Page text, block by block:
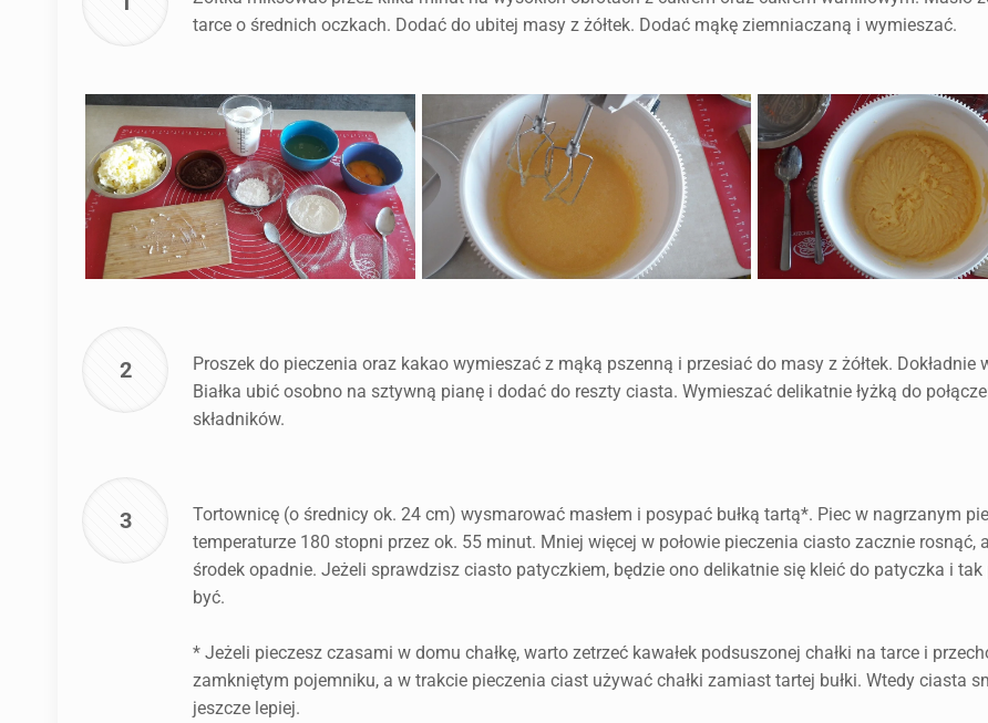
tarce o średnich oczkach. Dodać do ubitej masy z żółtek. Dodać mąkę ziemniaczaną i wymieszać.
2
Proszek do pieczenia oraz kakao wymieszać z mąką pszenną i przesiać do masy z żółtek. Dokładnie
Białka ubić osobno na sztywną pianę i dodać do reszty ciasta. Wymieszać delikatnie łyżką do
składników.
3
Tortownicę (o średnicy ok. 24 cm) wysmarować masłem i posypać bułką tartą*. Piec w nagrzanym
temperaturze 180 stopni przez ok. 55 minut. Mniej więcej w połowie pieczenia ciasto zacznie rosnąć,
środek opadnie. Jeżeli sprawdzisz ciasto patyczkiem, będzie ono delikatnie się kleić do patyczka i
być.
* Jeżeli pieczesz czasami w domu chałkę, warto zetrzeć kawałek podsuszonej chałki na tarce i
zamkniętym pojemniku, a w trakcie pieczenia ciast używać chałki zamiast tartej bułki. Wtedy ciasta
jeszcze lepiej.